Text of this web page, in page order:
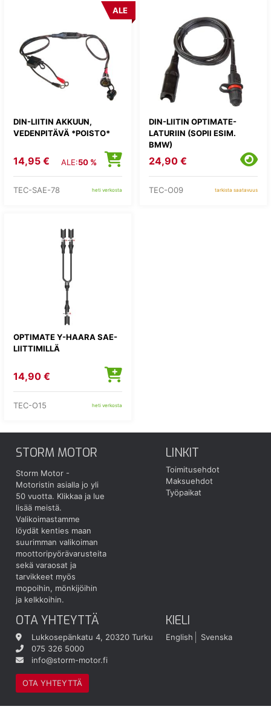
DIN-LIITIN AKKUUN,
VEDENPITÄVÄ *POISTO*
ALE
14,95 € ALE:50 %
TEC-SAE-78 heti verkosta
DIN-LIITIN OPTIMATE-
LATURIIN (SOPII ESIM.
BMW)
24,90 €
TEC-O09 tarkista saatavuus
OPTIMATE Y-HAARA SAE-
LIITTIMILLÄ
14,90 €
TEC-O15 heti verkosta
STORM MOTOR
Storm Motor -
Motoristin asialla jo yli
50 vuotta. Klikkaa ja lue
lisää meistä.
Valikoimastamme
löydät kenties maan
suurimman valikoiman
moottoripyörävarusteita
sekä varaosat ja
tarvikkeet myös
mopoihin, mönkijöihin
ja kelkkoihin.
LINKIT
Toimitusehdot
Maksuehdot
Työpaikat
OTA YHTEYTTÄ
Lukkosepänkatu 4, 20320 Turku
075 326 5000
info@storm-motor.fi
OTA YHTEYTTÄ
KIELI
English Svenska